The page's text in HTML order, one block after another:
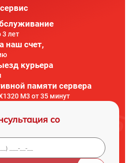
3 лет
наш счет,
курьера
памяти сервера
M3 от 35 минут
со